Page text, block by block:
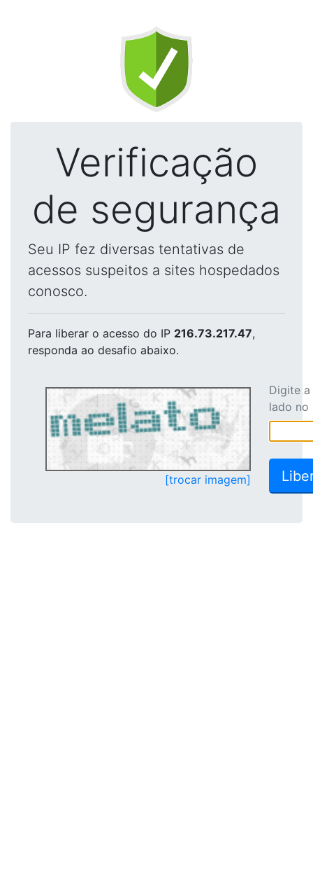
Verificação
de segurança
Seu IP fez diversas tentativas de
acessos suspeitos a sites hospedados
conosco.
Para liberar o acesso do IP 216.73.217.47,
responda ao desafio abaixo.
[trocar imagem]
Digite
lado no